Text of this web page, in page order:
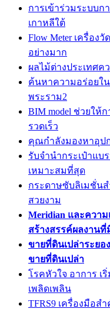
การเข้าร่วมระบบก
เกาหลีใต้
Flow Meter เครื่อ
อย่างมาก
ผลไม้ต่างประเทศ
ค้นหาความอร่อยใ
พระราม2
BIM model ช่วยให้
รวดเร็ว
คุณกำลังมองหาอุป
รับจำนำกระเป๋าแบ
เหมาะสมที่สุด
กระดาษซับลิเมชั่น
สวยงาม
Meridian และควา
สร้างสรรค์ผลงาน
ขายที่ดินเปล่าระย
ขายที่ดินเปล่า
โรคหัวใจ อาการ เ
เพลิดเพลิน
TFRS9 เครื่องมือส